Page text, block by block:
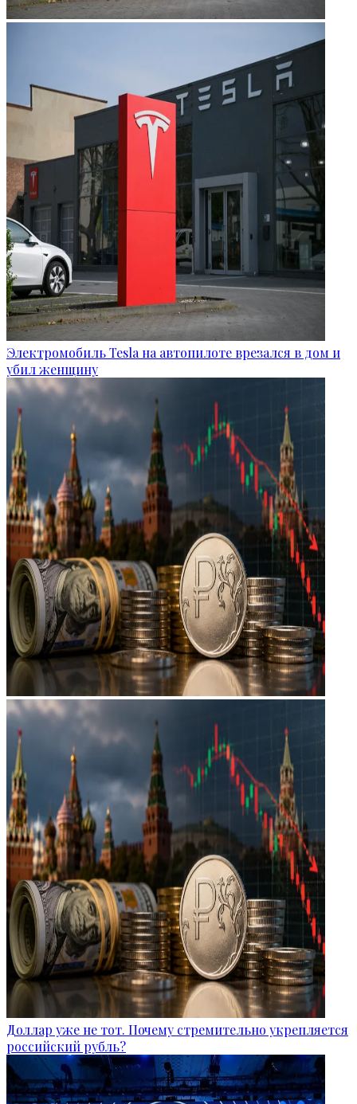
Электромобиль Tesla на автопилоте врезался в дом и
убил женщину
Доллар уже не тот. Почему стремительно укрепляется
российский рубль?